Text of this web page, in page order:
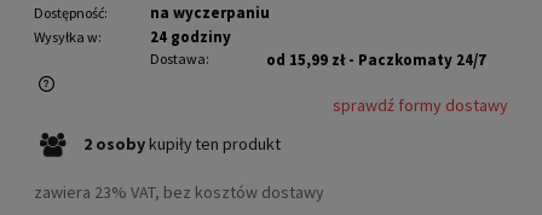
Dostępność: na wyczerpaniu
Wysyłka w: 24 godziny
Dostawa: od 15,99 zł - Paczkomaty 24/7
Cena nie zawiera ewentualnych kosztów płatności
sprawdź formy dostawy
2 osoby kupiły ten produkt
zawiera 23% VAT, bez kosztów dostawy